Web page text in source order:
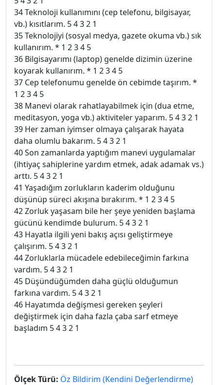
34 Teknoloji kullanımını (cep telefonu, bilgisayar,
vb.) kısıtlarım. 5 4 3 2 1
35 Teknolojiyi (sosyal medya, gazete okuma vb.) sık
kullanırım. * 1 2 3 4 5
36 Bilgisayarımı (laptop) genelde dizimin üzerine
koyarak kullanırım. * 1 2 3 4 5
37 Cep telefonumu genelde ön cebimde taşırım. *
1 2 3 4 5
38 Manevi olarak rahatlayabilmek için (dua etme,
meditasyon, yoga vb.) aktiviteler yaparım. 5 4 3 2 1
39 Her zaman iyimser olmaya çalışarak hayata
daha olumlu bakarım. 5 4 3 2 1
40 Son zamanlarda yaptığım manevi uygulamalar
(ihtiyaç sahiplerine yardım etmek, adak adamak vs.)
arttı. 5 4 3 2 1
41 Yaşadığım zorlukların kaderim olduğunu
düşünüp süreci akışına bırakırım. * 1 2 3 4 5
42 Zorluk yaşasam bile her şeye yeniden başlama
gücünü kendimde bulurum. 5 4 3 2 1
43 Hayatla ilgili yeni bakış açısı geliştirmeye
çalışırım. 5 4 3 2 1
44 Zorluklarla mücadele edebileceğimin farkına
vardım. 5 4 3 2 1
45 Düşündüğümden daha güçlü olduğumun
farkına vardım. 5 4 3 2 1
46 Hayatımda değişmesi gereken şeyleri
değiştirmek için daha fazla çaba sarf etmeye
başladım 5 4 3 2 1
Ölçek Türü: Öz Bildirim (Kendini Değerlendirme)